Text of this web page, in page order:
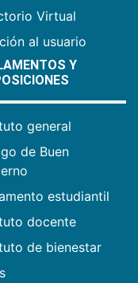
Virtual
al usuario
Y
general
de Buen
estudiantil
docente
de bienestar